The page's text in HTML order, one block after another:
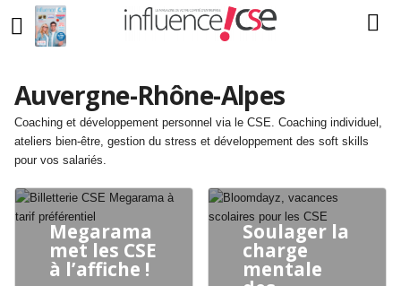
Auvergne-Rhône-Alpes
Coaching et développement personnel via le CSE. Coaching individuel,
ateliers bien-être, gestion du stress et développement des soft skills
pour vos salariés.
Megarama
met les CSE
à l’affiche !
Soulager la
charge
mentale